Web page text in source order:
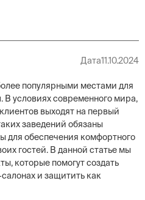
Дата11.10.2024
популярными местами для
В условиях современного мира,
клиентов выходят на первый
заведений обязаны
для обеспечения комфортного
гостей. В данной статье мы
которые помогут создать
и защитить как